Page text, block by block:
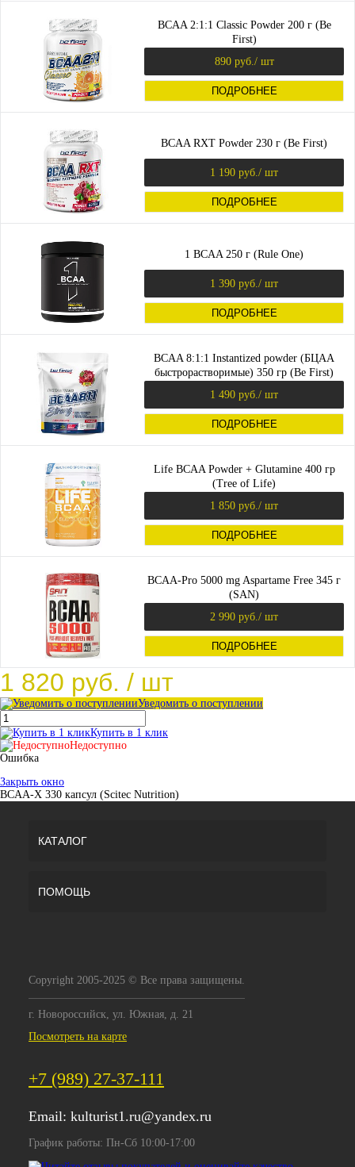
BCAA 2:1:1 Classic Powder 200 г (Be
First)
890 руб. / шт
ПОДРОБНЕЕ
BCAA RXT Powder 230 г (Be First)
1 190 руб. / шт
ПОДРОБНЕЕ
1 BCAA 250 г (Rule One)
1 390 руб. / шт
ПОДРОБНЕЕ
BCAA 8:1:1 Instantized powder (БЦАА
быстрорастворимые) 350 гр (Be First)
1 490 руб. / шт
ПОДРОБНЕЕ
Life BCAA Powder + Glutamine 400 гр
(Tree of Life)
1 850 руб. / шт
ПОДРОБНЕЕ
BCAA-Pro 5000 mg Aspartame Free 345 г
(SAN)
2 990 руб. / шт
ПОДРОБНЕЕ
1 820 руб. / шт
Уведомить о поступлении
Купить в 1 клик
Недоступно
Ошибка
Закрыть окно
BCAA-X 330 капсул (Scitec Nutrition)
КАТАЛОГ
ПОМОЩЬ
Copyright 2005-2025 © Все права защищены.
г. Новороссийск, ул. Южная, д. 21
Посмотреть на карте
+7 (989) 27-37-111
Email: kulturist1.ru@yandex.ru
График работы: Пн-Сб 10:00-17:00